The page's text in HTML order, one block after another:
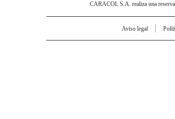
CARACOL S.A. realiza una reserva
Aviso legal